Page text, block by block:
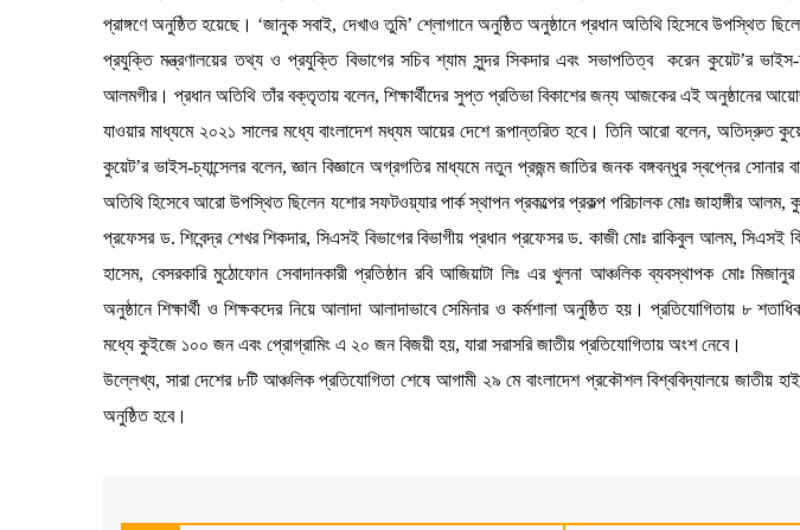
প্রাঙ্গণে অনুষ্ঠিত হয়েছে। ‘জানুক সবাই, দেখাও তুমি’ শ্লোগানে অনুষ্ঠিত অনুষ্ঠানে প্রধান অতিথি হিসেবে উপস্থিত
প্রযুক্তি মন্ত্রণালয়ের তথ্য ও প্রযুক্তি বিভাগের সচিব শ্যাম সুন্দর সিকদার এবং সভাপতিত্ব করেন কুয়েট’র ভাইস-
আলমগীর। প্রধান অতিথি তাঁর বক্তৃতায় বলেন, শিক্ষার্থীদের সুপ্ত প্রতিভা বিকাশের জন্য আজকের এই অনুষ্ঠানের
যাওয়ার মাধ্যমে ২০২১ সালের মধ্যে বাংলাদেশ মধ্যম আয়ের দেশে রূপান্তরিত হবে। তিনি আরো বলেন, অতিদ্রুত
কুয়েট’র ভাইস-চ্যান্সেলর বলেন, জ্ঞান বিজ্ঞানে অগ্রগতির মাধ্যমে নতুন প্রজন্ম জাতির জনক বঙ্গবন্ধুর স্বপ্নের সোনার
অতিথি হিসেবে আরো উপস্থিত ছিলেন যশোর সফটওয়্যার পার্ক স্থাপন প্রকল্পের প্রকল্প পরিচালক মোঃ জাহাঙ্গীর
প্রফেসর ড. শিবেন্দ্র শেখর শিকদার, সিএসই বিভাগের বিভাগীয় প্রধান প্রফেসর ড. কাজী মোঃ রাকিবুল আলম,
হাসেম, বেসরকারি মুঠোফোন সেবাদানকারী প্রতিষ্ঠান রবি আজিয়াটা লিঃ এর খুলনা আঞ্চলিক ব্যবস্থাপক মোঃ
অনুষ্ঠানে শিক্ষার্থী ও শিক্ষকদের নিয়ে আলাদা আলাদাভাবে সেমিনার ও কর্মশালা অনুষ্ঠিত হয়। প্রতিযোগিতায় ৮
মধ্যে কুইজে ১০০ জন এবং প্রোগ্রামিং এ ২০ জন বিজয়ী হয়, যারা সরাসরি জাতীয় প্রতিযোগিতায় অংশ নেবে।
উল্লেখ্য, সারা দেশের ৮টি আঞ্চলিক প্রতিযোগিতা শেষে আগামী ২৯ মে বাংলাদেশ প্রকৌশল বিশ্ববিদ্যালয়ে জাতীয়
অনুষ্ঠিত হবে।